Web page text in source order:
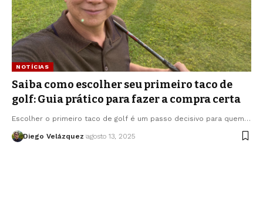
NOTÍCIAS
Saiba como escolher seu primeiro taco de
golf: Guia prático para fazer a compra certa
Escolher o primeiro taco de golf é um passo decisivo para quem…
Diego Velázquez agosto 13, 2025